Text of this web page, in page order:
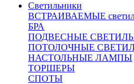
Светильники
ВСТРАИВАЕМЫЕ
БРА
ПОДВЕСНЫЕ
ПОТОЛОЧНЫЕ
НАСТОЛЬНЫЕ ЛАМПЫ
ТОРШЕРЫ
СПОТЫ